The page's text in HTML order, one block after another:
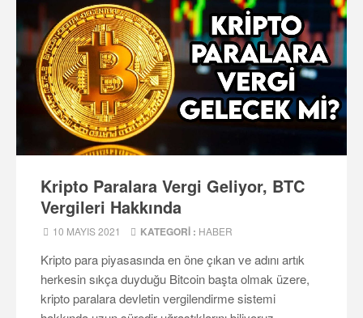
Kripto Paralara Vergi Geliyor, BTC
Vergileri Hakkında
10 MAYIS 2021 KATEGORI : HABER
Kripto para piyasasında en öne çıkan ve adını artık
herkesin sıkça duyduğu Bitcoin başta olmak üzere,
kripto paralara devletin vergilendirme sistemi